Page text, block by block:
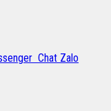
Chat Zalo